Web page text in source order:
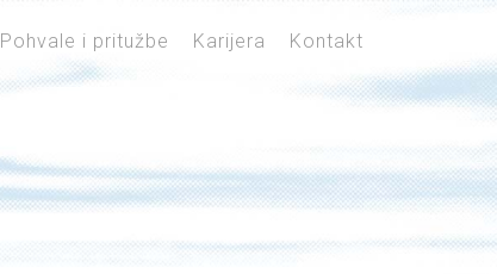
Pohvale i pritužbe Karijera Kontakt